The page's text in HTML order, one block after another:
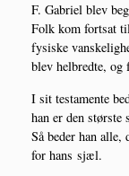
F. Gabri­el blev
Folk kom fort­sat
fysi­ske
blev hel­bred­te, og
I sit testa­men­te
han er den stør­ste
Så beder han
for hans sjæl.